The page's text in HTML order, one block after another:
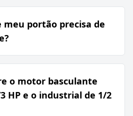
meu portão precisa de
o motor basculante
HP e o industrial de 1/2